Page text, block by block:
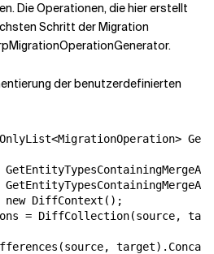
Die Operationen, die hier erstellt
Schritt der Migration
der benutzerdefinierten
new DiffContext();
= DiffCollection(source,